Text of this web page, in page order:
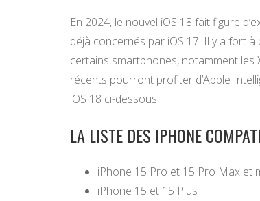
En 2024, le nouvel iOS 18 fait figure
déjà concernés par iOS 17. Il y a fort
certains smartphones, notamment les
récents pourront profiter d’Apple
iOS 18 ci-dessous.
LA LISTE DES IPHONE
iPhone 15 Pro et 15 Pro Max et
iPhone 15 et 15 Plus